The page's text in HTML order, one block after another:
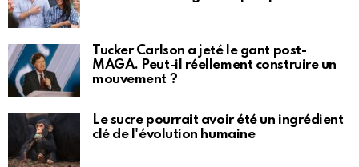
Tucker Carlson a jeté le gant post-
MAGA. Peut-il réellement construire un
mouvement ?
Le sucre pourrait avoir été un ingrédient
clé de l'évolution humaine